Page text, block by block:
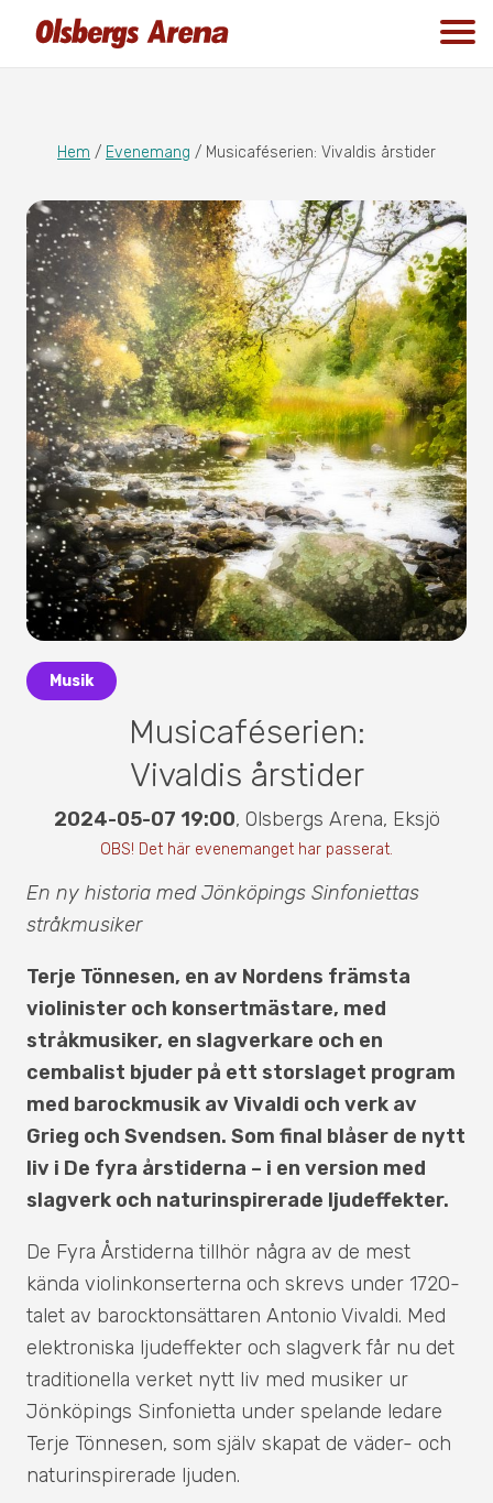
Hem / Evenemang / Musicaféserien: Vivaldis årstider
Musik
Musicaféserien:
Vivaldis årstider
2024-05-07 19:00, Olsbergs Arena, Eksjö
OBS! Det här evenemanget har passerat.
En ny historia med Jönköpings Sinfoniettas
stråkmusiker
Terje Tönnesen, en av Nordens främsta
violinister och konsertmästare, med
stråkmusiker, en slagverkare och en
cembalist bjuder på ett storslaget program
med barockmusik av Vivaldi och verk av
Grieg och Svendsen. Som final blåser de nytt
liv i De fyra årstiderna – i en version med
slagverk och naturinspirerade ljudeffekter.
De Fyra Årstiderna tillhör några av de mest
kända violinkonserterna och skrevs under 1720-
talet av barocktonsättaren Antonio Vivaldi. Med
elektroniska ljudeffekter och slagverk får nu det
traditionella verket nytt liv med musiker ur
Jönköpings Sinfonietta under spelande ledare
Terje Tönnesen, som själv skapat de väder- och
naturinspirerade ljuden.